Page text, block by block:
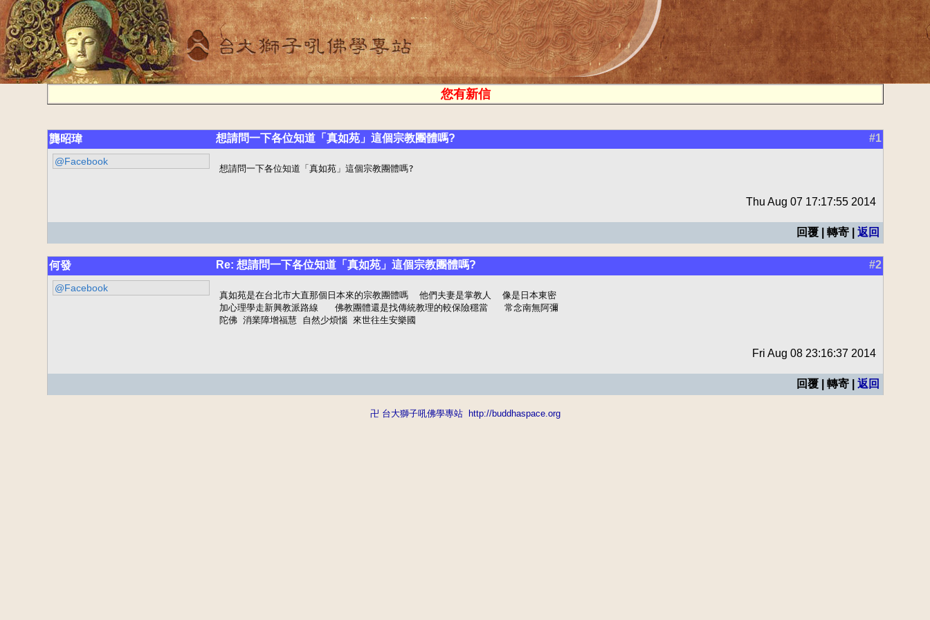
您有新信
龔昭瑋 想請問一下各位知道「真如苑」這個宗教團體嗎? #1
@Facebook
想請問一下各位知道「真如苑」這個宗教團體嗎?
Thu Aug 07 17:17:55 2014
回覆 | 轉寄 | 返回
何發 Re: 想請問一下各位知道「真如苑」這個宗教團體嗎? #2
@Facebook
真如苑是在台北市大直那個日本來的宗教團體嗎  他們夫妻是掌教人  像是日本東密
加心理學走新興教派路線   佛教團體還是找傳統教理的較保險穩當   常念南無阿彌
陀佛 消業障增福慧 自然少煩惱 來世往生安樂國
Fri Aug 08 23:16:37 2014
回覆 | 轉寄 | 返回
卍 台大獅子吼佛學專站 http://buddhaspace.org